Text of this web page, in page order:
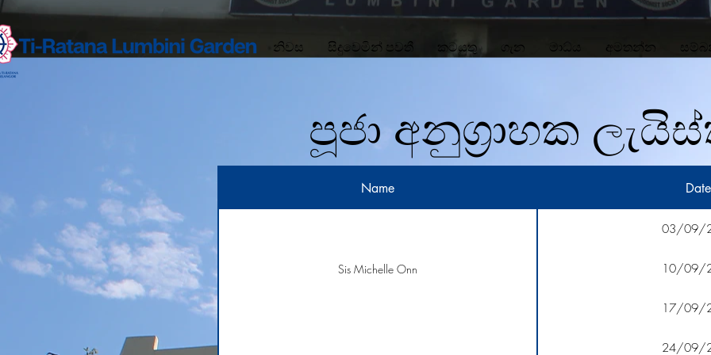
නිවස සිදුවෙමින් පවතී කටයුතු ගැන මාධ්ය අමතන්න
පූජා අනුග්‍රාහක
Name Date
03/09/
Sis Michelle Onn 10/09/
17/09/
24/09/